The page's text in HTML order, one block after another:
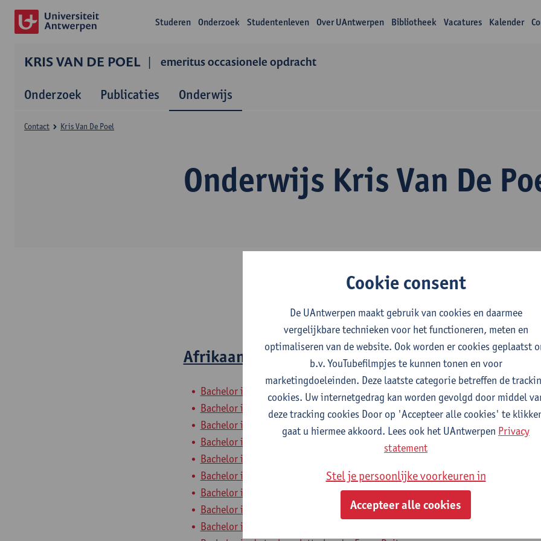
Studeren Onderzoek Studentenleven Over UAntwerpen Bibliotheek Vacatures Kalender
KRIS VAN DE POEL emeritus occasionele opdracht
Onderzoek Publicaties Onderwijs
Onderwijs Kris Van De
Contact Kris Van De Poel
2026-2027 2025-2026 2024-2025
Afrikaanse taalkunde
Bachelor in de taal- en letterkunde: Nederlands-TFL
Bachelor in de taal- en letterkunde: Nederlands-Frans
Bachelor in de taal- en letterkunde: Nederlands-Engels
Bachelor in de taal- en letterkunde: Nederlands-Duits
Bachelor in de taal- en letterkunde: Nederlands-Spaans
Bachelor in de taal- en letterkunde: Engels-Duits
Bachelor in de taal- en letterkunde: Engels-Spaans
Bachelor in de taal- en letterkunde: Engels-TFL
Bachelor in de taal- en letterkunde: Frans-Engels
Cookie consent
De UAntwerpen maakt gebruik van cookies en daarmee
vergelijkbare technieken voor het functioneren, meten en
optimaliseren van de website. Ook worden er cookies geplaatst
b.v. YouTubefilmpjes te kunnen tonen en voor
marketingdoeleinden. Deze laatste categorie betreffen de
cookies. Uw internetgedrag kan worden gevolgd door middel
deze tracking cookies Door op 'Accepteer alle cookies' te
gaat u hiermee akkoord. Lees ook het UAntwerpen Privacy
statement
Stel je persoonlijke voorkeuren in
Accepteer alle cookies